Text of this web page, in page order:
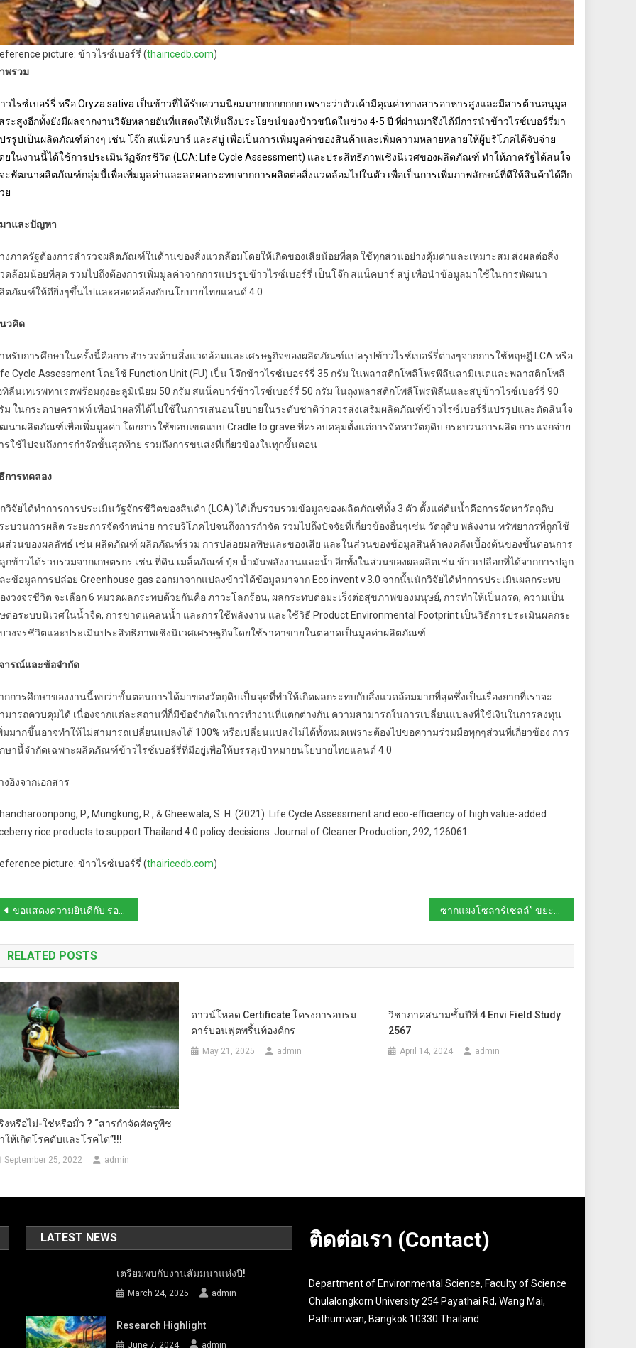
picture: ข้าวไรซ์เบอร์รี่ (thairicedb.com)
พรวม
วไรซ์เบอร์รี่ หรือ Oryza sativa เป็นข้าวที่ได้รับความนิยมมากกกกกกกก เพราะว่าตัวเค้ามีคุณค่าทางสารอาหารสูงและมีสารต้านอนุมูล
ระสูงอีกทั้งยังมีผลจากงานวิจัยหลายอันที่แสดงให้เห็นถึงประโยชน์ของข้าวชนิดในช่วง 4-5 ปี ที่ผ่านมาจึงได้มีการนำข้าวไรซ์เบอร์รี่มา
รรูปเป็นผลิตภัณฑ์ต่างๆ เช่น โจ๊ก สแน็คบาร์ และสบู่ เพื่อเป็นการเพิ่มมูลค่าของสินค้าและเพิ่มความหลายหลายให้ผู้บริโภคได้จับจ่าย
ยในงานนี้ได้ใช้การประเมินวัฏจักรชีวิต (LCA: Life Cycle Assessment) และประสิทธิภาพเชิงนิเวศของผลิตภัณฑ์ ทำให้ภาครัฐได้สนใจ
ะพัฒนาผลิตภัณฑ์กลุ่มนี้เพื่อเพิ่มมูลค่าและลดผลกระทบจากการผลิตต่อสิ่งแวดล้อมไปในตัว เพื่อเป็นการเพิ่มภาพลักษณ์ที่ดีให้สินค้าได้อีก
ย
าและปัญหา
งภาครัฐต้องการสำรวจผลิตภัณฑ์ในด้านของสิ่งแวดล้อมโดยให้เกิดของเสียน้อยที่สุด ใช้ทุกส่วนอย่างคุ้มค่าและเหมาะสม ส่งผลต่อสิ่ง
ดล้อมน้อยที่สุด รวมไปถึงต้องการเพิ่มมูลค่าจากการแปรรูปข้าวไรซ์เบอร์รี่ เป็นโจ๊ก สแน็คบาร์ สบู่ เพื่อนำข้อมูลมาใช้ในการพัฒนา
ตภัณฑ์ให้ดียิ่งๆขึ้นไปและสอดคล้องกับนโยบายไทยแลนด์ 4.0
วคิด
หรับการศึกษาในครั้งนี้คือการสำรวจด้านสิ่งแวดล้อมและเศรษฐกิจของผลิตภัณฑ์แปลรูปข้าวไรซ์เบอร์รี่ต่างๆจากการใช้ทฤษฎี LCA หรือ
Cycle Assessment โดยใช้ Function Unit (FU) เป็น โจ๊กข้าวไรซ์เบอรร์รี่ 35 กรัม ในพลาสติกโพลีโพรพีลีนลามิเนตและพลาสติกโพลี
ทิลีนเทเรพทาเรตพร้อมถุงอะลูมิเนียม 50 กรัม สแน็คบาร์ข้าวไรซ์เบอร์รี่ 50 กรัม ในถุงพลาสติกโพลีโพรพิลีนและสบู่ข้าวไรซ์เบอร์รี่ 90
ม ในกระดาษคราฟท์ เพื่อนำผลที่ได้ไปใช้ในการเสนอนโยบายในระดับชาติว่าควรส่งเสริมผลิตภัณฑ์ข้าวไรซ์เบอร์รี่แปรรูปและตัดสินใจ
นาผลิตภัณฑ์เพื่อเพิ่มมูลค่า โดยการใช้ขอบเขตแบบ Cradle to grave ที่ครอบคลุมตั้งแต่การจัดหาวัตถุดิบ กระบวนการผลิต การแจกจ่าย
รใช้ไปจนถึงการกำจัดขั้นสุดท้าย รวมถึงการขนส่งที่เกี่ยวข้องในทุกขั้นตอน
การทดลอง
วิจัยได้ทำการการประเมินวัฐจักรชีวิตของสินค้า (LCA) ได้เก็บรวบรวมข้อมูลของผลิตภัณฑ์ทั้ง 3 ตัว ตั้งแต่ต้นน้ำคือการจัดหาวัตถุดิบ
ะบวนการผลิต ระยะการจัดจำหน่าย การบริโภคไปจนถึงการกำจัด รวมไปถึงปัจจัยที่เกี่ยวข้องอื่นๆเช่น วัตถุดิบ พลังงาน ทรัพยากรที่ถูกใช้
ส่วนของผลลัพธ์ เช่น ผลิตภัณฑ์ ผลิตภัณฑ์ร่วม การปล่อยมลพิษและของเสีย และในส่วนของข้อมูลสินค้าคงคลังเบื้องต้นของขั้นตอนการ
กข้าวได้รวบรวมจากเกษตรกร เช่น ที่ดิน เมล็ดภัณฑ์ ปุ๋ย น้ำมันพลังงานและน้ำ อีกทั้งในส่วนของผลผลิตเช่น ข้าวเปลือกที่ได้จากการปลูก
ะข้อมูลการปล่อย Greenhouse gas ออกมาจากแปลงข้าวได้ข้อมูลมาจาก Eco invent v.3.0 จากนั้นนักวิจัยได้ทำการประเมินผลกระทบ
งวงจรชีวิต จะเลือก 6 หมวดผลกระทบด้วยกันคือ ภาวะโลกร้อน, ผลกระทบต่อมะเร็งต่อสุขภาพของมนุษย์, การทำให้เป็นกรด, ความเป็น
ต่อระบบนิเวศในน้ำจืด, การขาดแคลนน้ำ และการใช้พลังงาน และใช้วิธี Product Environmental Footprint เป็นวิธีการประเมินผลกระ
วงจรชีวิตและประเมินประสิทธิภาพเชิงนิเวศเศรษฐกิจโดยใช้ราคาขายในตลาดเป็นมูลค่าผลิตภัณฑ์
ารณ์และข้อจำกัด
กการศึกษาของงานนี้พบว่าขั้นตอนการได้มาของวัตถุดิบเป็นจุดที่ทำให้เกิดผลกระทบกับสิ่งแวดล้อมมากที่สุดซึ่งเป็นเรื่องยากที่เราจะ
มารถควบคุมได้ เนื่องจากแต่ละสถานที่ก็มีข้อจำกัดในการทำงานที่แตกต่างกัน ความสามารถในการเปลี่ยนแปลงที่ใช้เงินในการลงทุน
มมากขึ้นอาจทำให้ไม่สามารถเปลี่ยนแปลงได้ 100% หรือเปลี่ยนแปลงไม่ได้ทั้งหมดเพราะต้องไปขอความร่วมมือทุกๆส่วนที่เกี่ยวข้อง การ
ษานี้จำกัดเฉพาะผลิตภัณฑ์ข้าวไรซ์เบอร์รี่ที่มีอยู่เพื่อให้บรรลุเป้าหมายนโยบายไทยแลนด์ 4.0
งอิงจากเอกสาร
P., Mungkung, R., & Gheewala, S. H. (2021). Life Cycle Assessment and eco-efficiency of high value-added
rice products to support Thailand 4.0 policy decisions. Journal of Cleaner Production, 292, 126061.
picture: ข้าวไรซ์เบอร์รี่ (thairicedb.com)
ขอแสดงความยินดีกับ รองศาสตราจารย์ ดร.พันธนา ตอเงิน ชนะรางวัล International rising talents 2022 ซากแผงโซลาร์เซลล์” ขยะแห่งโลกอนาคตจำนวนมหาศาล น่ากลัวหรือไม่?
RELATED POSTS
งหรือไม่-ใช่หรือมั่ว ? “สารกำจัดศัตรูพืช
ให้เกิดโรคตับและโรคไต”!!!
September 25, 2022 admin
ดาวน์โหลด Certificate โครงการอบรม
คาร์บอนฟุตพริ้นท์องค์กร
May 21, 2025 admin
วิชาภาคสนามชั้นปีที่ 4 Envi Field Study
2567
April 14, 2024 admin
LATEST NEWS
เตรียมพบกับงานสัมมนาแห่งปี!
March 24, 2025 admin
Research Highlight
June 7, 2024 admin
ติดต่อเรา (Contact)
Department of Environmental Science, Faculty of Science
Chulalongkorn University 254 Payathai Rd, Wang Mai,
Pathumwan, Bangkok 10330 Thailand